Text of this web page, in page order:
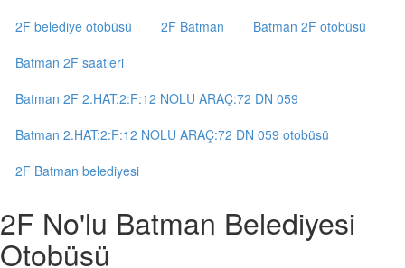
2F belediye otobüsü
2F Batman
Batman 2F otobüsü
Batman 2F saatleri
Batman 2F 2.HAT:2:F:12 NOLU ARAÇ:72 DN 059
Batman 2.HAT:2:F:12 NOLU ARAÇ:72 DN 059 otobüsü
2F Batman belediyesi
2F No'lu Batman Belediyesi
Otobüsü